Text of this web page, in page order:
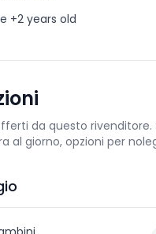
+2 years old
da questo rivenditore.
al giorno, opzioni per